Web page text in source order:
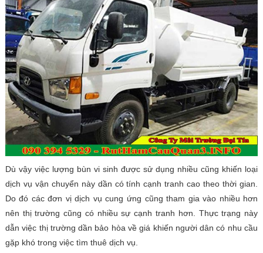
Dù vậy việc lượng bùn vi sinh được sử dụng nhiều cũng khiến loại
dịch vụ vận chuyển này dần có tính cạnh tranh cao theo thời gian.
Do đó các đơn vị dịch vụ cung ứng cũng tham gia vào nhiều hơn
nên thị trường cũng có nhiều sự cạnh tranh hơn. Thực trạng này
dẫn việc thị trường dần bảo hòa về giá khiến người dân có nhu cầu
gặp khó trong việc tìm thuê dịch vụ.